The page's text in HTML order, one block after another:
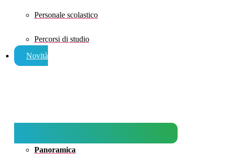
Personale scolastico
Percorsi di studio
Novità
Panoramica